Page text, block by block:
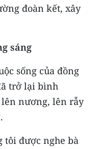
đoàn kết, xây
sáng
sống của đồng
trở lại bình
nương, lên rẫy
tôi được nghe bà